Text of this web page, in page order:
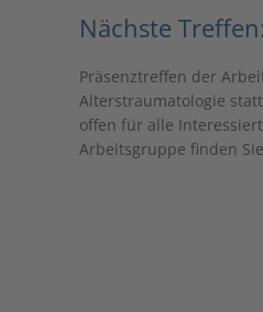
Nächste Treffen:
Präsenztreffen der
Alterstraumatologie
offen für alle
Arbeitsgruppe finden